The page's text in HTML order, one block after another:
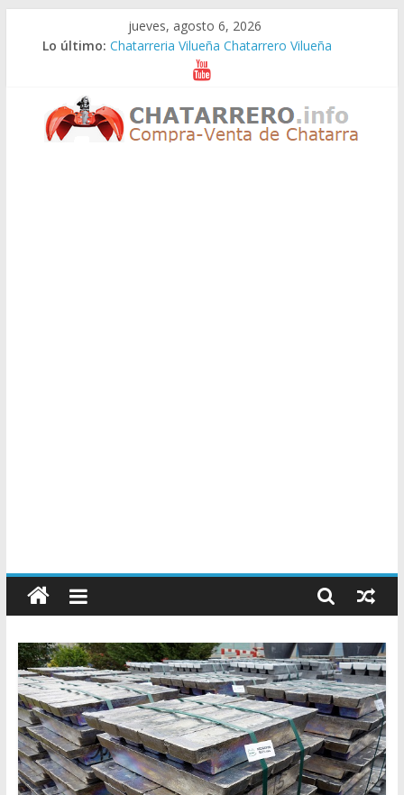
jueves, agosto 6, 2026
Lo último: Chatarreria Vilueña Chatarrero Vilueña
Chatarreria Zuera Chatarrero Zuera
Chatarreria Zaragoza Chatarrero Zaragoza
Chatarreria Zaida Chatarrero Zaida
Chatarreria Vistabella Chatarrero Vistabella
Chatarreros
–
Precio
de